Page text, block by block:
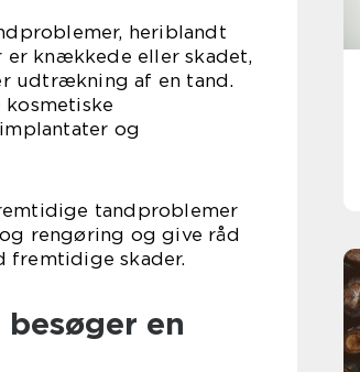
heriblandt
knækkede eller skadet,
udtrækning af en tand.
og
tandproblemer
rengøring og give råd
fremtidige skader.
en